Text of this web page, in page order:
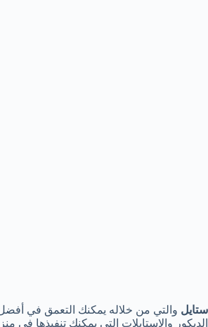
ستايل والتي من خلاله يمكنك التعمق في
الديكور والاستايلات التي يمكنك تنفيذها في